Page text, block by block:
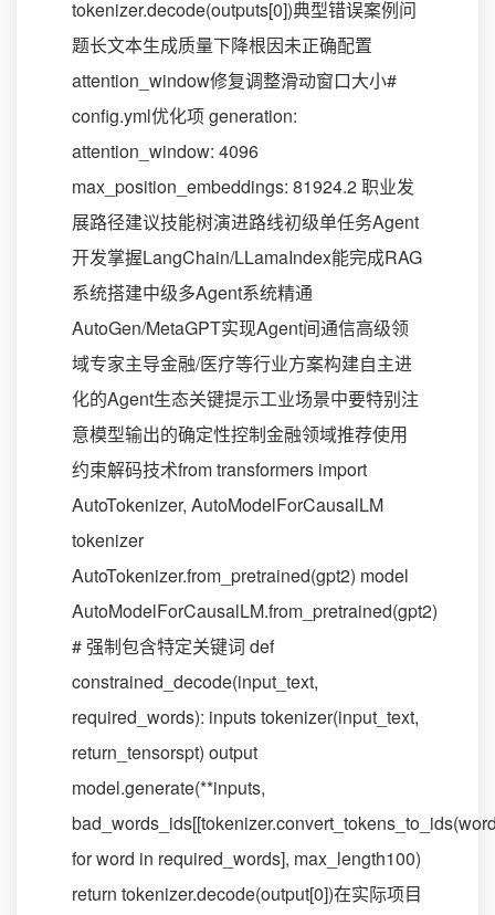
tokenizer.decode(outputs[0])典型错误案例问
题长文本生成质量下降根因未正确配置
attention_window修复调整滑动窗口大小#
config.yml优化项 generation:
attention_window: 4096
max_position_embeddings: 81924.2 职业发
展路径建议技能树演进路线初级单任务Agent
开发掌握LangChain/LLamaIndex能完成RAG
系统搭建中级多Agent系统精通
AutoGen/MetaGPT实现Agent间通信高级领
域专家主导金融/医疗等行业方案构建自主进
化的Agent生态关键提示工业场景中要特别注
意模型输出的确定性控制金融领域推荐使用
约束解码技术from transformers import
AutoTokenizer, AutoModelForCausalLM
tokenizer
AutoTokenizer.from_pretrained(gpt2) model
AutoModelForCausalLM.from_pretrained(gpt2)
# 强制包含特定关键词 def
constrained_decode(input_text,
required_words): inputs tokenizer(input_text,
return_tensorspt) output
model.generate(**inputs,
for word in required_words], max_length100)
return tokenizer.decode(output[0])在实际项目